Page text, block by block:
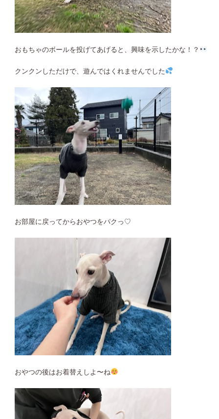
おもちゃのボールを投げてあげると、興味を示したかな！？
クンクンしただけで、遊んではくれませんでした
お部屋に戻ってからおやつをパクっ♡
おやつの後はお着替えしよ〜ね